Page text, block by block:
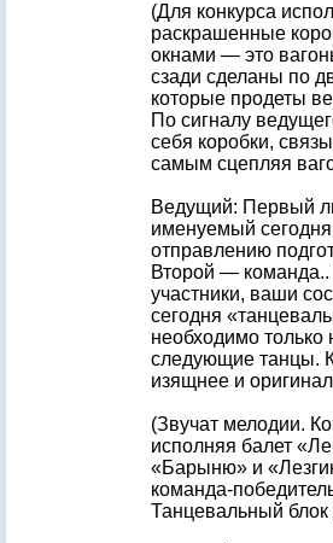
(Для конкурса
раскрашенные
окнами — это
сзади сделаны по
которые продеты
По сигналу
себя коробки,
самым сцепляя
Ведущий: Первый
именуемый
отправлению
Второй — команда..
участники, ваши
сегодня
необходимо только
следующие танцы.
изящнее и
(Звучат мелодии.
исполняя балет
«Барыню» и
команда-
Танцевальный блок